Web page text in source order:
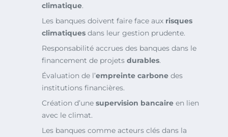
climatique.
Les banques doivent faire face aux risques
climatiques dans leur gestion prudente.
Responsabilité accrues des banques dans le
financement de projets durables.
Évaluation de l’empreinte carbone des
institutions financières.
Création d’une supervision bancaire en lien
avec le climat.
Les banques comme acteurs clés dans la